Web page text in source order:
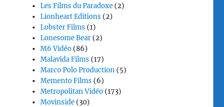
Les Films du Paradoxe (2)
Lionheart Editions (2)
Lobster Films (1)
Lonesome Bear (2)
M6 Vidéo (86)
Malavida Films (17)
Marco Polo Production (5)
Memento Films (6)
Metropolitan Vidéo (173)
Movinside (30)